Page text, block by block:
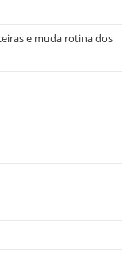
e muda rotina dos